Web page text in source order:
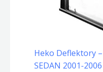
Heko Deflektory –
SEDAN 2001-